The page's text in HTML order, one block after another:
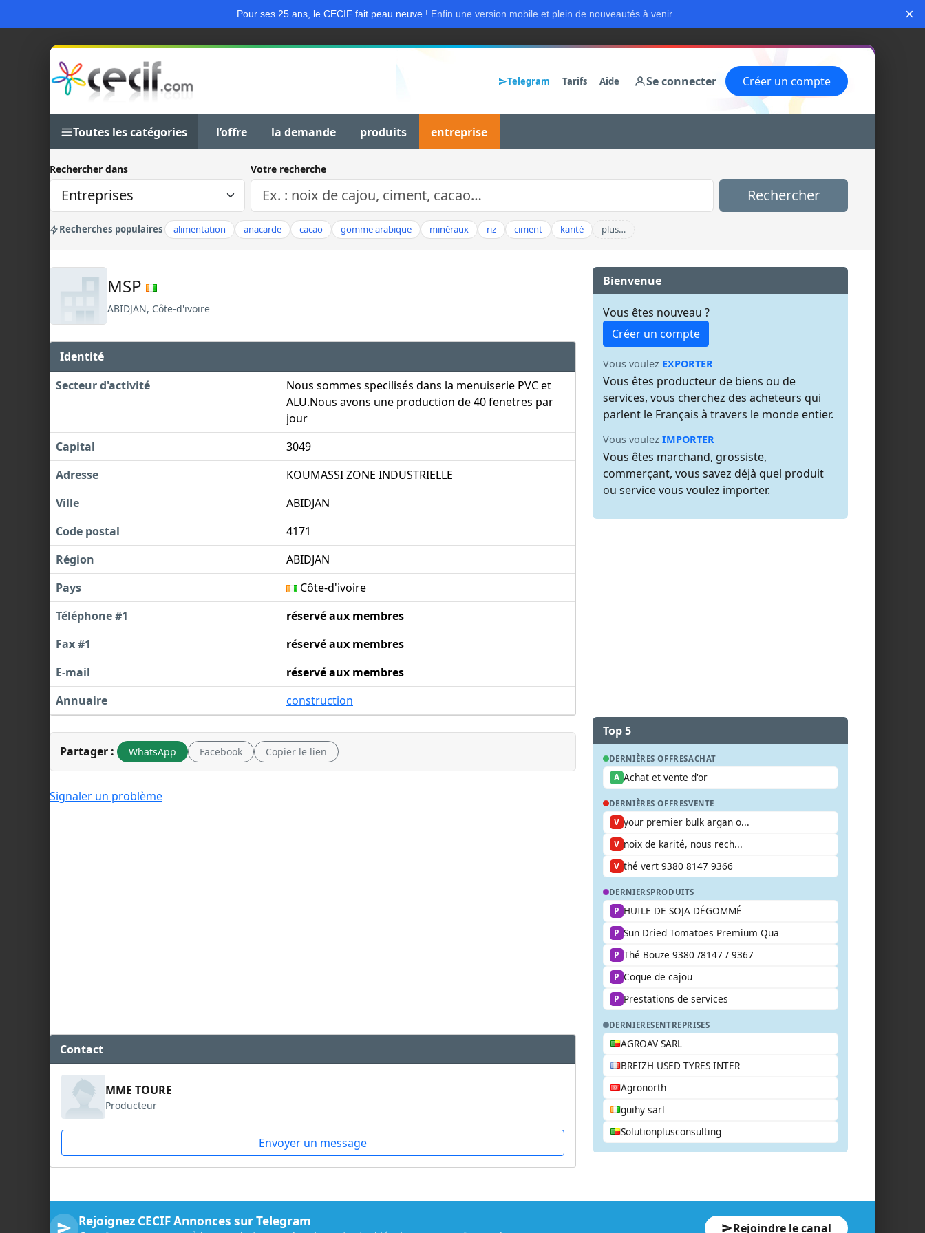
Pour ses 25 ans, le CECIF fait peau neuve ! Enfin une version mobile et plein de nouveautés à venir. ×
Telegram Tarifs Aide Se connecter Créer un compte
Toutes les catégories l’offre la demande produits entreprise
Rechercher dans Votre recherche
Rechercher
Recherches populaires alimentation anacarde cacao gomme arabique minéraux riz ciment karité plus…
MSP
ABIDJAN, Côte-d'ivoire
Identité
Secteur d'activité
Nous sommes specilisés dans la menuiserie PVC et
ALU.Nous avons une production de 40 fenetres par
jour
Capital
3049
Adresse
KOUMASSI ZONE INDUSTRIELLE
Ville
ABIDJAN
Code postal
4171
Région
ABIDJAN
Pays
Côte-d'ivoire
Téléphone #1
réservé aux membres
Fax #1
réservé aux membres
E-mail
réservé aux membres
Annuaire
construction
Partager : WhatsApp Facebook Copier le lien
Signaler un problème
Contact
MME TOURE
Producteur
Envoyer un message
Bienvenue
Vous êtes nouveau ?
Créer un compte
Vous voulez EXPORTER
Vous êtes producteur de biens ou de
services, vous cherchez des acheteurs qui
parlent le Français à travers le monde entier.
Vous voulez IMPORTER
Vous êtes marchand, grossiste,
commerçant, vous savez déjà quel produit
ou service vous voulez importer.
Top 5
DERNIÈRES OFFRESACHAT
A Achat et vente d'or
DERNIÈRES OFFRESVENTE
V your premier bulk argan o...
V noix de karité, nous rech...
V thé vert 9380 8147 9366
DERNIERSPRODUITS
P HUILE DE SOJA DÉGOMMÉ
P Sun Dried Tomatoes Premium Qua
P Thé Bouze 9380 /8147 / 9367
P Coque de cajou
P Prestations de services
DERNIERESENTREPRISES
AGROAV SARL
BREIZH USED TYRES INTER
Agronorth
guihy sarl
Solutionplusconsulting
Rejoignez CECIF Annonces sur Telegram Rejoindre le canal